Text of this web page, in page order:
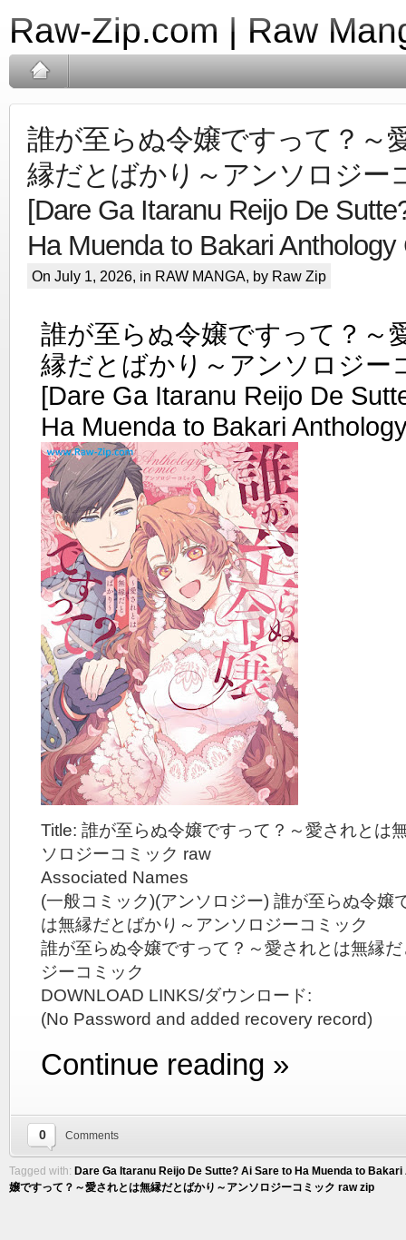
Raw-Zip.com | Raw
誰が至らぬ令嬢ですって？～
縁だとばかり～アンソロジー
[Dare Ga Itaranu Reijo De
Ha Muenda to Bakari Anthology
On July 1, 2026, in RAW MANGA, by Raw Zip
誰が至らぬ令嬢ですって？～
縁だとばかり～アンソロジー
[Dare Ga Itaranu Reijo De
Ha Muenda to Bakari
Title: 誰が至らぬ令嬢ですって？～愛されとは
ソロジーコミック raw
Associated Names
(一般コミック)(アンソロジー) 誰が至らぬ令嬢
は無縁だとばかり～アンソロジーコミック
誰が至らぬ令嬢ですって？～愛されとは無縁
ジーコミック
DOWNLOAD LINKS/ダウンロード:
(No Password and added recovery record)
Continue reading »
0 Comments
Tagged with: Dare Ga Itaranu Reijo De Sutte? Ai Sare to Ha Muenda to
嬢ですって？～愛されとは無縁だとばかり～アンソロジーコミック raw zip